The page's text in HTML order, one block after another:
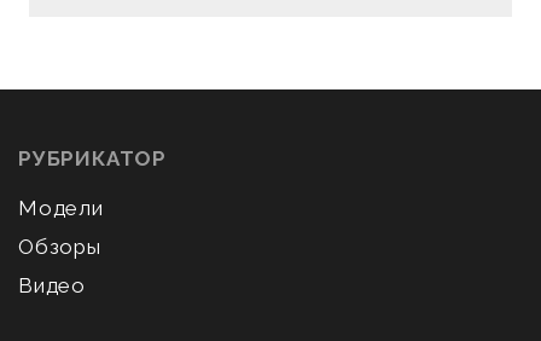
РУБРИКАТОР
Модели
Обзоры
Видео